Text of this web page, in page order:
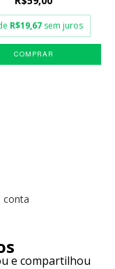
R$19,67 sem juros
conta
e compartilhou